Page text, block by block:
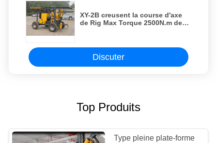
XY-2B creusent la course d'axe
de Rig Max Torque 2500N.m de
Discuter
Top Produits
Type pleine plate-forme